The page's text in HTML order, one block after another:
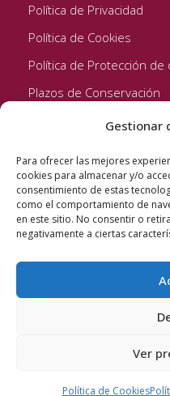
Gestionar
Para ofrecer las mejores
cookies para almacenar y/o
consentimiento de estas
como el comportamiento de
en este sitio. No consentir o
negativamente a ciertas
Ver
Política de Cookies
Política de Privacidad
Política de Cookies
Política de Protección de
Plazos de Conservación
Quixote Concentrates